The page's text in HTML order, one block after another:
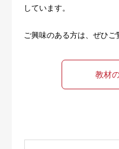
しています。
ご興味のある方は、ぜひご
教材